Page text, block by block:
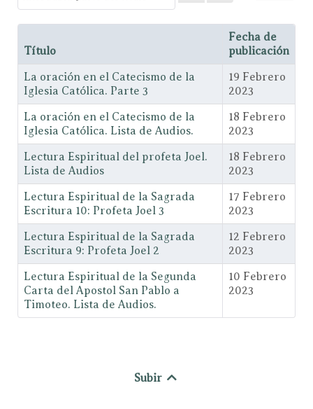
Título
Fecha de
publicación
La oración en el Catecismo de la
Iglesia Católica. Parte 3
19 Febrero
2023
La oración en el Catecismo de la
Iglesia Católica. Lista de Audios.
18 Febrero
2023
Lectura Espiritual del profeta Joel.
Lista de Audios
18 Febrero
2023
Lectura Espiritual de la Sagrada
Escritura 10: Profeta Joel 3
17 Febrero
2023
Lectura Espiritual de la Sagrada
Escritura 9: Profeta Joel 2
12 Febrero
2023
Lectura Espiritual de la Segunda
Carta del Apostol San Pablo a
Timoteo. Lista de Audios.
10 Febrero
2023
Subir